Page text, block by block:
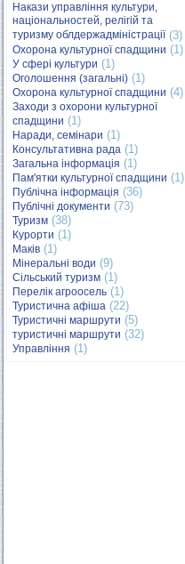
Накази управління культури,
національностей, релігій та
туризму облдержадміністрації(3)
Охорона культурної спадщини (1)
У сфері культури (1)
Оголошення (загальні) (1)
Охорона культурної спадщини (4)
Заходи з охорони культурної
спадщини (1)
Наради, семінари (1)
Консультативна рада (1)
Загальна інформація (1)
Пам'ятки культурної спадщини (1)
Публічна інформація (36)
Публічні документи (73)
Туризм (38)
Курорти (1)
Маків (1)
Мінеральні води (9)
Сільський туризм (1)
Перелік агроосель (1)
Туристична афіша (22)
Туристичні маршрути (5)
туристичні маршрути (32)
Управління (1)